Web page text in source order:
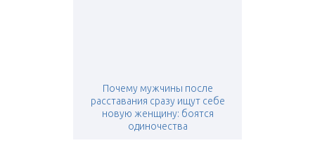
Почему мужчины после
расставания сразу ищут себе
новую женщину: боятся
одиночества